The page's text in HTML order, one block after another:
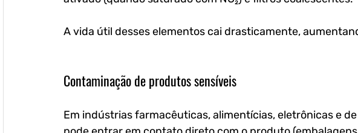
A vida útil desses elementos cai drasticamente,
Contaminação de produtos sensíveis
Em indústrias farmacêuticas, alimentícias, eletrônicas e